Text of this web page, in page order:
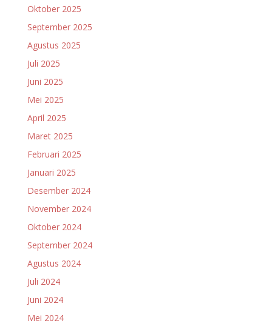
Oktober 2025
September 2025
Agustus 2025
Juli 2025
Juni 2025
Mei 2025
April 2025
Maret 2025
Februari 2025
Januari 2025
Desember 2024
November 2024
Oktober 2024
September 2024
Agustus 2024
Juli 2024
Juni 2024
Mei 2024